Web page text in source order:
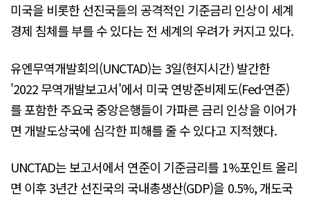
미국을 비롯한 선진국들의 공격적인 기준금리 인상이 세계
경제 침체를 부를 수 있다는 전 세계의 우려가 커지고 있다.
유엔무역개발회의(UNCTAD)는 3일(현지시간) 발간한
'2022 무역개발보고서'에서 미국 연방준비제도(Fed·연준)
를 포함한 주요국 중앙은행들이 가파른 금리 인상을 이어가
면 개발도상국에 심각한 피해를 줄 수 있다고 지적했다.
UNCTAD는 보고서에서 연준이 기준금리를 1%포인트 올리
면 이후 3년간 선진국의 국내총생산(GDP)을 0.5%, 개도국